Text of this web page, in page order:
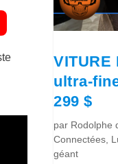
ultra-
299 $
par Rodolphe
Connectées
géant